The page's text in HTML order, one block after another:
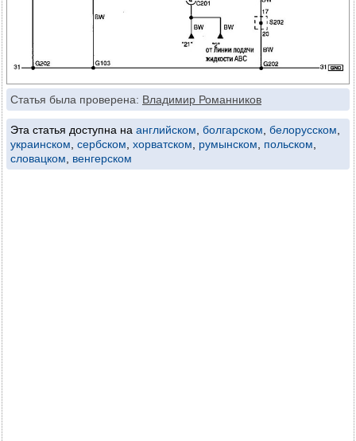
Статья была проверена: Владимир Романников
Эта статья доступна на английском болгарском белорусском
украинском сербском хорватском румынском польском
словацком
венгерском